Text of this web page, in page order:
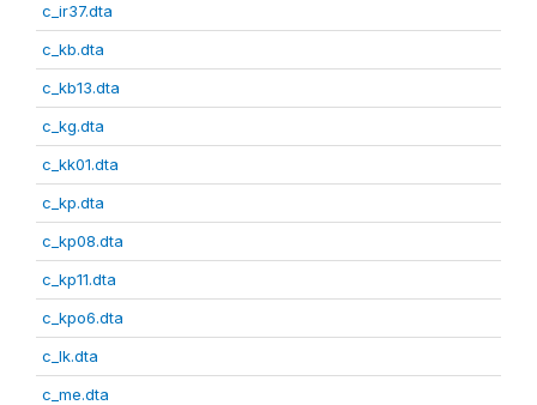
c_ir37.dta
c_kb.dta
c_kb13.dta
c_kg.dta
c_kk01.dta
c_kp.dta
c_kp08.dta
c_kp11.dta
c_kpo6.dta
c_lk.dta
c_me.dta